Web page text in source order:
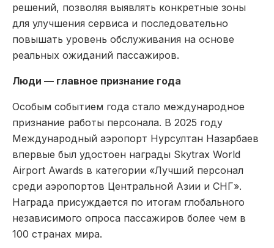
решений, позволяя выявлять конкретные зоны
для улучшения сервиса и последовательно
повышать уровень обслуживания на основе
реальных ожиданий пассажиров.
Люди — главное признание года
Особым событием года стало международное
признание работы персонала. В 2025 году
Международный аэропорт Нурсултан Назарбаев
впервые был удостоен награды Skytrax World
Airport Awards в категории «Лучший персонал
среди аэропортов Центральной Азии и СНГ».
Награда присуждается по итогам глобального
независимого опроса пассажиров более чем в
100 странах мира.